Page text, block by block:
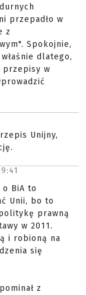
przepadło w
z
Spokojnie,
dlatego,
przepisy w
Unijny,
BiA to
Unii, bo to
prawną
w 2011.
i robioną na
się
z